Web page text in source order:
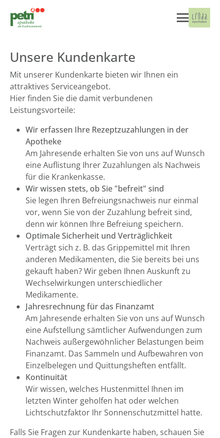
Unsere Kundenkarte
Mit unserer Kundenkarte bieten wir Ihnen ein
attraktives Serviceangebot.
Hier finden Sie die damit verbundenen
Leistungsvorteile:
Wir erfassen Ihre Rezeptzuzahlungen in der
Apotheke
Am Jahresende erhalten Sie von uns auf Wunsch
eine Auflistung Ihrer Zuzahlungen als Nachweis
für die Krankenkasse.
Wir wissen stets, ob Sie "befreit" sind
Sie legen Ihren Befreiungsnachweis nur einmal
vor, wenn Sie von der Zuzahlung befreit sind,
denn wir können Ihre Befreiung speichern.
Optimale Sicherheit und Verträglichkeit
Verträgt sich z. B. das Grippemittel mit Ihren
anderen Medikamenten, die Sie bereits bei uns
gekauft haben? Wir geben Ihnen Auskunft zu
Wechselwirkungen unterschiedlicher
Medikamente.
Jahresrechnung für das Finanzamt
Am Jahresende erhalten Sie von uns auf Wunsch
eine Aufstellung sämtlicher Aufwendungen zum
Nachweis außergewöhnlicher Belastungen beim
Finanzamt. Das Sammeln und Aufbewahren von
Einzelbelegen und Quittungsheften entfällt.
Kontinuität
Wir wissen, welches Hustenmittel Ihnen im
letzten Winter geholfen hat oder welchen
Lichtschutzfaktor Ihr Sonnenschutzmittel hatte.
Falls Sie Fragen zur Kundenkarte haben, schauen Sie